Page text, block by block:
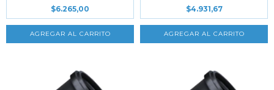
$6.265,00
$4.931,67